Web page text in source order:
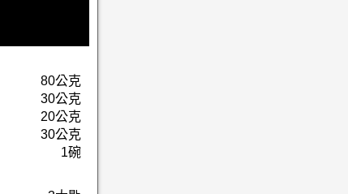
80公克
30公克
20公克
30公克
1碗